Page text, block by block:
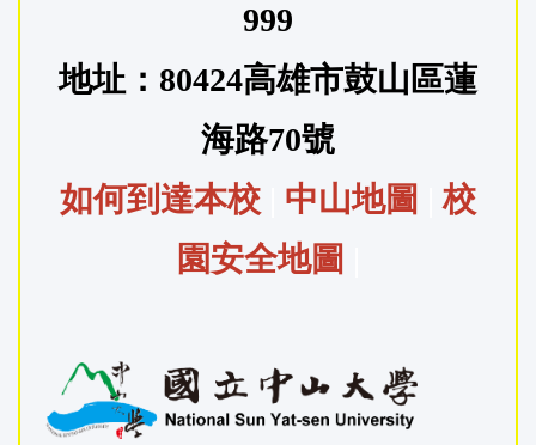
999
地址：80424高雄市鼓山區蓮
海路70號
如何到達本校
中山地圖 |校
園安全地圖